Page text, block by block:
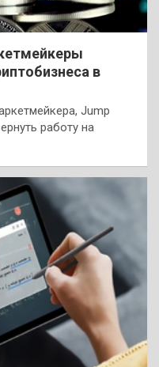
в
Jump
работу на